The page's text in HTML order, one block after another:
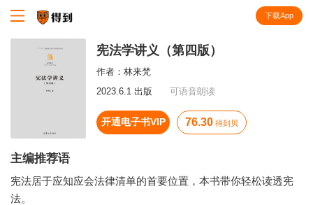
下载App
宪法学讲义（第四版）
作者： 林来梵
2023.6.1 出版
可语音朗读
开通电子书VIP 76.30 得到贝
主编推荐语
宪法居于应知应会法律清单的首要位置，本书带你轻松读透宪
法。